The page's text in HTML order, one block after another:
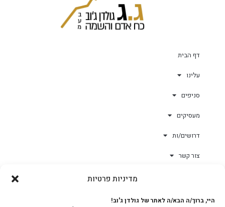
מדיניות פרטיות
היי, ברוך/ה הבא/ה לאתר של גולדן ג'וב!
דף הבית
עלינו
סניפים
מעסיקים
דרושים/ות
צור קשר